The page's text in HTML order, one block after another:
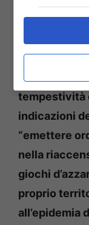
“La Caritas
nell’interno
tempestività
indicazioni
“emettere
nella
giochi
proprio
all’epidemia